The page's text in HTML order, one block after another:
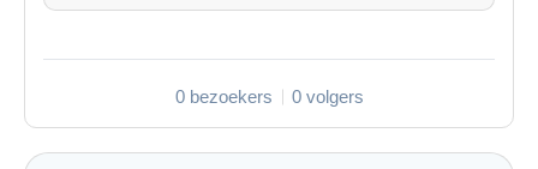
0 bezoekers 0 volgers